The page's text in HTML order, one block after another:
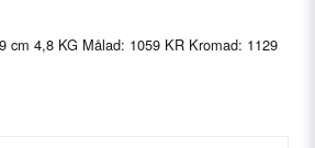
cm 4,8 KG Målad: 1059 KR Kromad: 1129